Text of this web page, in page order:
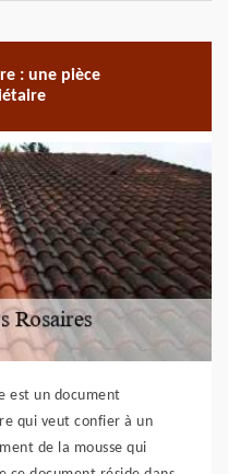
: une pièce
est un document
qui veut confier à un
de la mousse qui